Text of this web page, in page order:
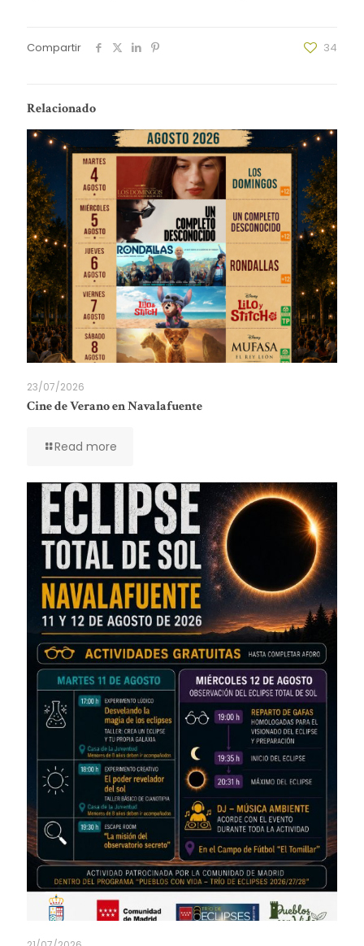
Compartir 34
Relacionado
23/07/2026
Cine de Verano en Navalafuente
Read more